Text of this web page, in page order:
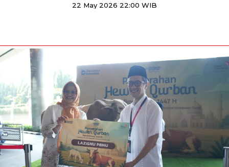
22 May 2026 22:00 WIB